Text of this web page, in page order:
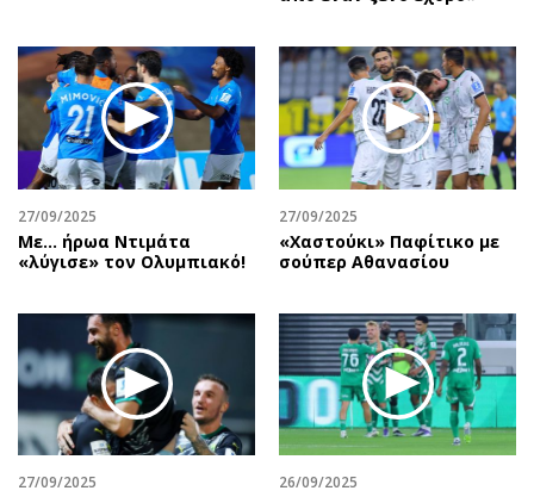
27/09/2025
Με… ήρωα Ντιμάτα
«λύγισε» τον Ολυμπιακό!
27/09/2025
«Χαστούκι» Παφίτικο με
σούπερ Αθανασίου
27/09/2025 26/09/2025